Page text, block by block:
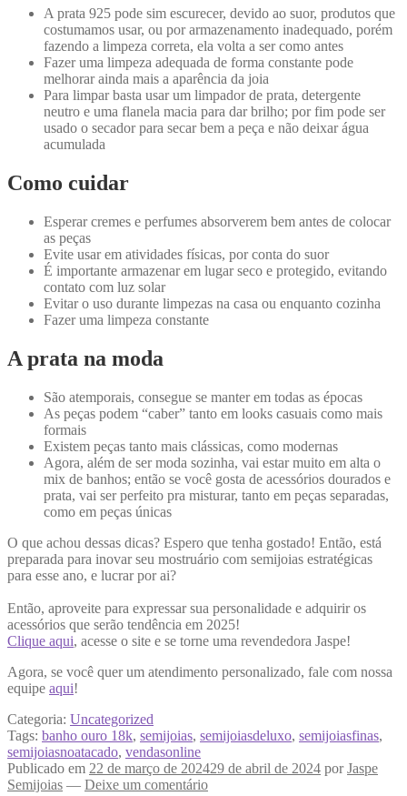
A prata 925 pode sim escurecer, devido ao suor, produtos que
costumamos usar, ou por armazenamento inadequado, porém
fazendo a limpeza correta, ela volta a ser como antes
Fazer uma limpeza adequada de forma constante pode
melhorar ainda mais a aparência da joia
Para limpar basta usar um limpador de prata, detergente
neutro e uma flanela macia para dar brilho; por fim pode ser
usado o secador para secar bem a peça e não deixar água
acumulada
Como cuidar
Esperar cremes e perfumes absorverem bem antes de colocar
as peças
Evite usar em atividades físicas, por conta do suor
É importante armazenar em lugar seco e protegido, evitando
contato com luz solar
Evitar o uso durante limpezas na casa ou enquanto cozinha
Fazer uma limpeza constante
A prata na moda
São atemporais, consegue se manter em todas as épocas
As peças podem “caber” tanto em looks casuais como mais
formais
Existem peças tanto mais clássicas, como modernas
Agora, além de ser moda sozinha, vai estar muito em alta o
mix de banhos; então se você gosta de acessórios dourados e
prata, vai ser perfeito pra misturar, tanto em peças separadas,
como em peças únicas
O que achou dessas dicas? Espero que tenha gostado! Então, está
preparada para inovar seu mostruário com semijoias estratégicas
para esse ano, e lucrar por ai?
Então, aproveite para expressar sua personalidade e adquirir os
acessórios que serão tendência em 2025!
Clique aqui, acesse o site e se torne uma revendedora Jaspe!
Agora, se você quer um atendimento personalizado, fale com nossa
equipe aqui!
Categoria: Uncategorized
Tags: banho ouro 18k, semijoias, semijoiasdeluxo, semijoiasfinas,
semijoiasnoatacado, vendasonline
Publicado em 22 de março de 202429 de abril de 2024 porJaspe
Semijoias — Deixe um comentário